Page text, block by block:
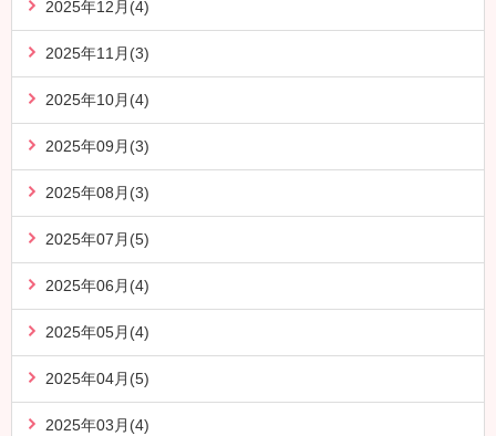
2025年12月(4)
2025年11月(3)
2025年10月(4)
2025年09月(3)
2025年08月(3)
2025年07月(5)
2025年06月(4)
2025年05月(4)
2025年04月(5)
2025年03月(4)